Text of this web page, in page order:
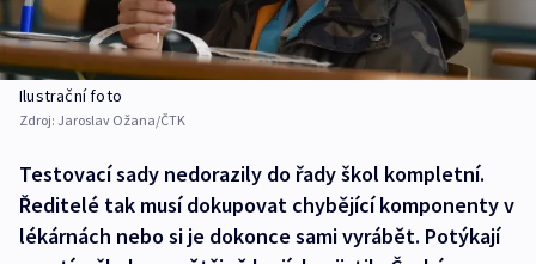
Ilustrační foto
Zdroj: Jaroslav Ožana/ČTK
Testovací sady nedorazily do řady škol kompletní.
Ředitelé tak musí dokupovat chybějící komponenty v
lékárnách nebo si je dokonce sami vyrábět. Potýkají